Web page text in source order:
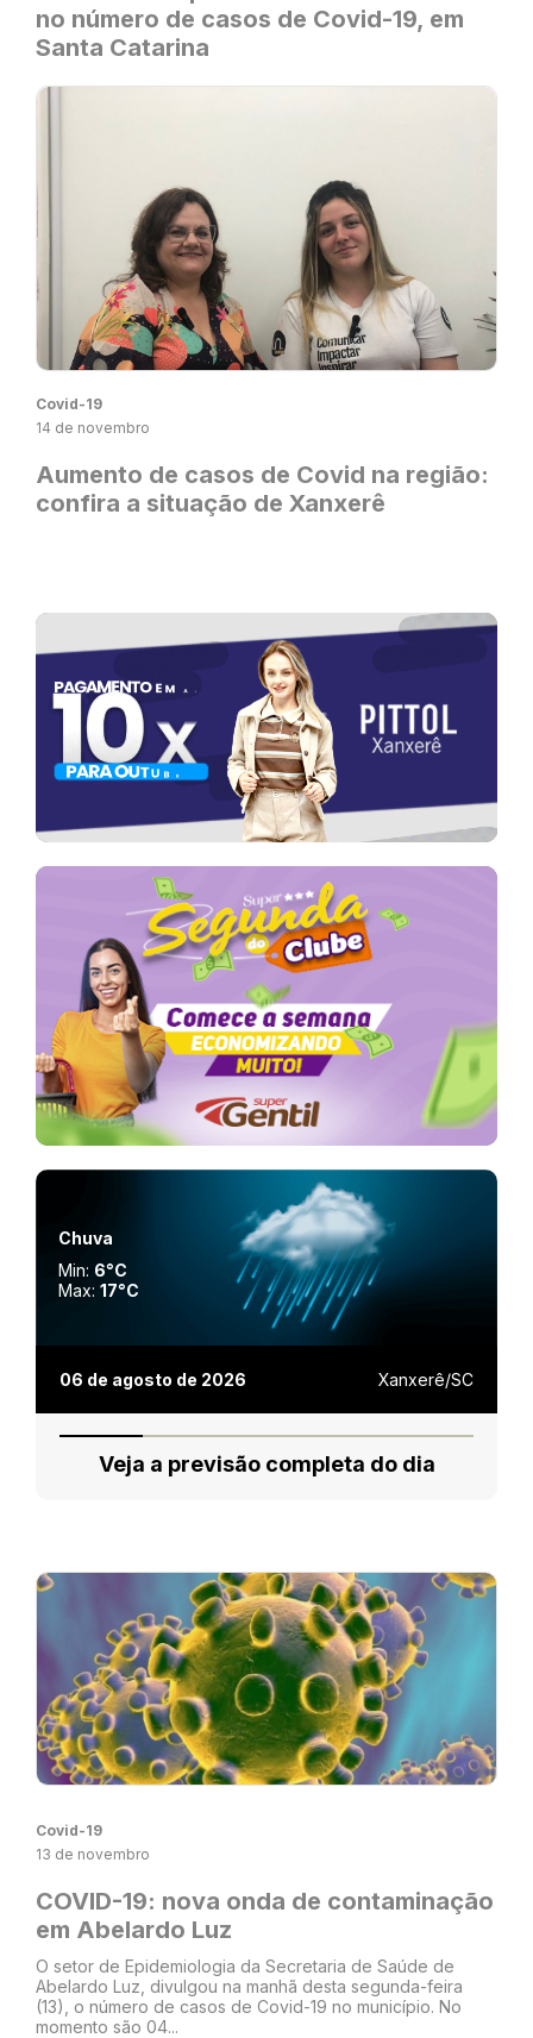
no número de casos de Covid-19, em
Santa Catarina
Covid-19
14 de novembro
Aumento de casos de Covid na região:
confira a situação de Xanxerê
Chuva
Min: 6°C
Max:17°C
06 de agosto de 2026 Xanxerê/SC
Veja a previsão completa do dia
Covid-19
13 de novembro
COVID-19: nova onda de contaminação
em Abelardo Luz
O setor de Epidemiologia da Secretaria de Saúde de
Abelardo Luz, divulgou na manhã desta segunda-feira
(13), o número de casos de Covid-19 no município. No
momento são 04...